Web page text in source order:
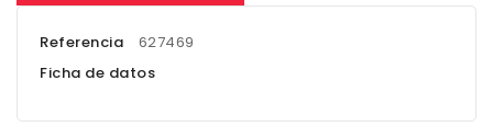
Referencia
627469
Ficha de datos